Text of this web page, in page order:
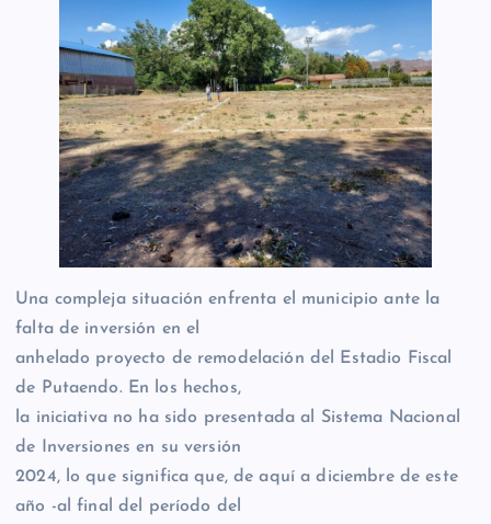
Una compleja situación enfrenta el municipio ante la
falta de inversión en el
anhelado proyecto de remodelación del Estadio Fiscal
de Putaendo. En los hechos,
la iniciativa no ha sido presentada al Sistema Nacional
de Inversiones en su versión
2024, lo que significa que, de aquí a diciembre de este
año -al final del período del